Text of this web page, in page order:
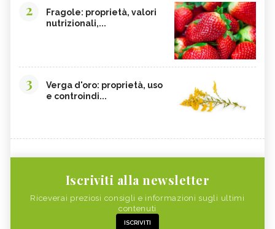
2
Fragole: proprietà, valori
nutrizionali,...
3
Verga d'oro: proprietà, uso
e controindi...
Iscriviti alla newsletter
Riceverai preziosi consigli e informazioni sugli ultimi
contenuti
ISCRIVITI